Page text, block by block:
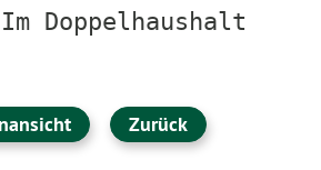
Im Doppelhaushalt
Zurück